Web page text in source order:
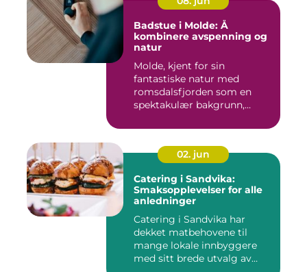
Badstue i Molde: Å
kombinere avspenning og
natur
Molde, kjent for sin
fantastiske natur med
romsdalsfjorden som en
spektakulær bakgrunn,
02. jun
Catering i Sandvika:
Smaksopplevelser for alle
anledninger
Catering i Sandvika har
dekket matbehovene til
mange lokale innbyggere
med sitt brede utvalg av